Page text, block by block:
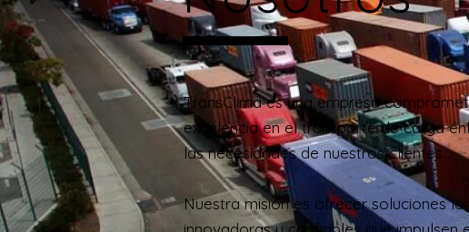
TransClima es una empresa
excelencia en el transporte de carga
las necesidades de nuestros clientes.
Nuestra misión es ofrecer soluciones